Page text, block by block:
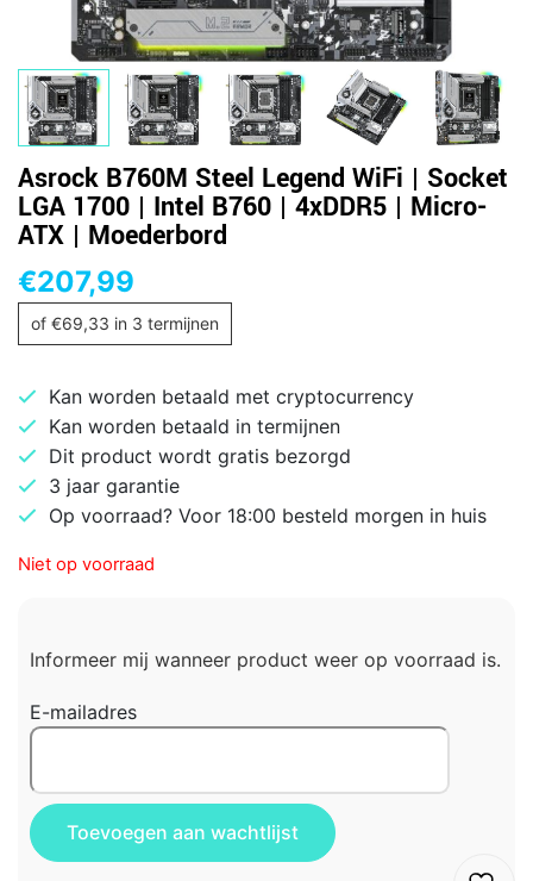
Asrock B760M Steel Legend WiFi | Socket
LGA 1700 | Intel B760 | 4xDDR5 | Micro-
ATX | Moederbord
€207,99
of €69,33 in 3 termijnen
Kan worden betaald met cryptocurrency
Kan worden betaald in termijnen
Dit product wordt gratis bezorgd
3 jaar garantie
Op voorraad? Voor 18:00 besteld morgen in huis
Niet op voorraad
Informeer mij wanneer product weer op voorraad is.
E-mailadres